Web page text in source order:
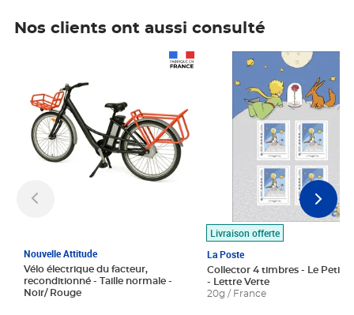
Nos clients ont aussi consulté
Nouvelle Attitude
Vélo électrique du facteur,
reconditionné - Taille normale -
Noir/ Rouge
Livraison offerte
La Poste
Collector 4 timbres - Le Petit
- Lettre Verte
20g / France
Prix 7,50€